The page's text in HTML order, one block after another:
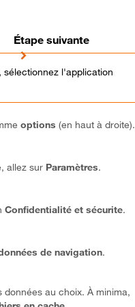
Étape suivante
l'application
options(en haut à droite).
allez sur Paramètres.
Confidentialité et sécurite.
de navigation.
données au choix. À minima,